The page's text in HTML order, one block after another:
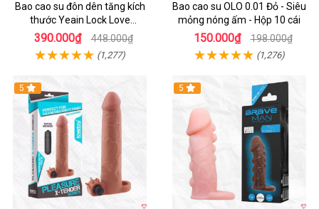
Bao cao su đôn dên tăng kích
thước Yeain Lock Love
Raytheon
390.000₫ 448.000₫
(1,277)
Bao cao su OLO 0.01 Đỏ - Siêu
mỏng nóng ấm - Hộp 10 cái
150.000₫ 198.000₫
(1,276)
5 5